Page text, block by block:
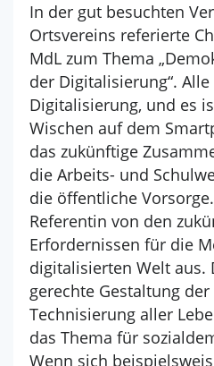
In der gut besuchten
Ortsvereins referierte
MdL zum Thema
der Digitalisierung“.
Digitalisierung, und es
Wischen auf dem
das zukünftige
die Arbeits- und
die öffentliche
Referentin von den
Erfordernissen für die
digitalisierten Welt aus.
gerechte Gestaltung
Technisierung aller
das Thema für
Wenn sich